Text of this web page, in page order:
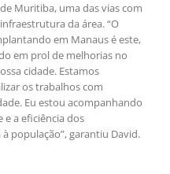
Muritiba, uma das vias com
da área. “O
em Manaus é este,
em prol de melhorias no
cidade. Estamos
os trabalhos com
Eu estou acompanhando
a eficiência dos
população”, garantiu David.